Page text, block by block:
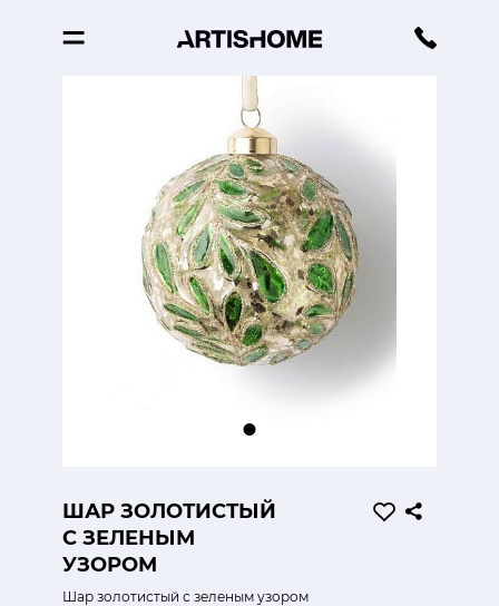
ШАР ЗОЛОТИСТЫЙ
С ЗЕЛЕНЫМ
УЗОРОМ
Шар золотистый с зеленым узором